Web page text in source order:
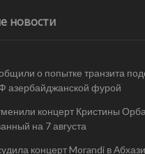
новости
о попытке транзита
азербайджанской фурой
концерт Кристины
на 7 августа
концерт Morandi в